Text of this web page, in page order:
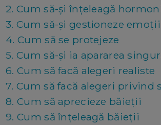
2. Cum să-și înțeleagă
3. Cum să-și gestioneze
4. Cum să se protejeze
5. Cum să-și ia apararea
6. Cum să facă alegeri realiste
7. Cum să facă alegeri privind
8. Cum să aprecieze băieții
9. Cum să înțeleagă băieții